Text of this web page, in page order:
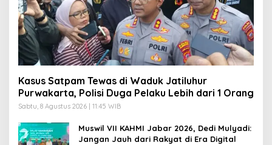
Kasus Satpam Tewas di Waduk Jatiluhur
Purwakarta, Polisi Duga Pelaku Lebih dari 1 Orang
Sabtu, 8 Agustus 2026 | 11:45 WIB
Muswil VII KAHMI Jabar 2026, Dedi Mulyadi:
Jangan Jauh dari Rakyat di Era Digital